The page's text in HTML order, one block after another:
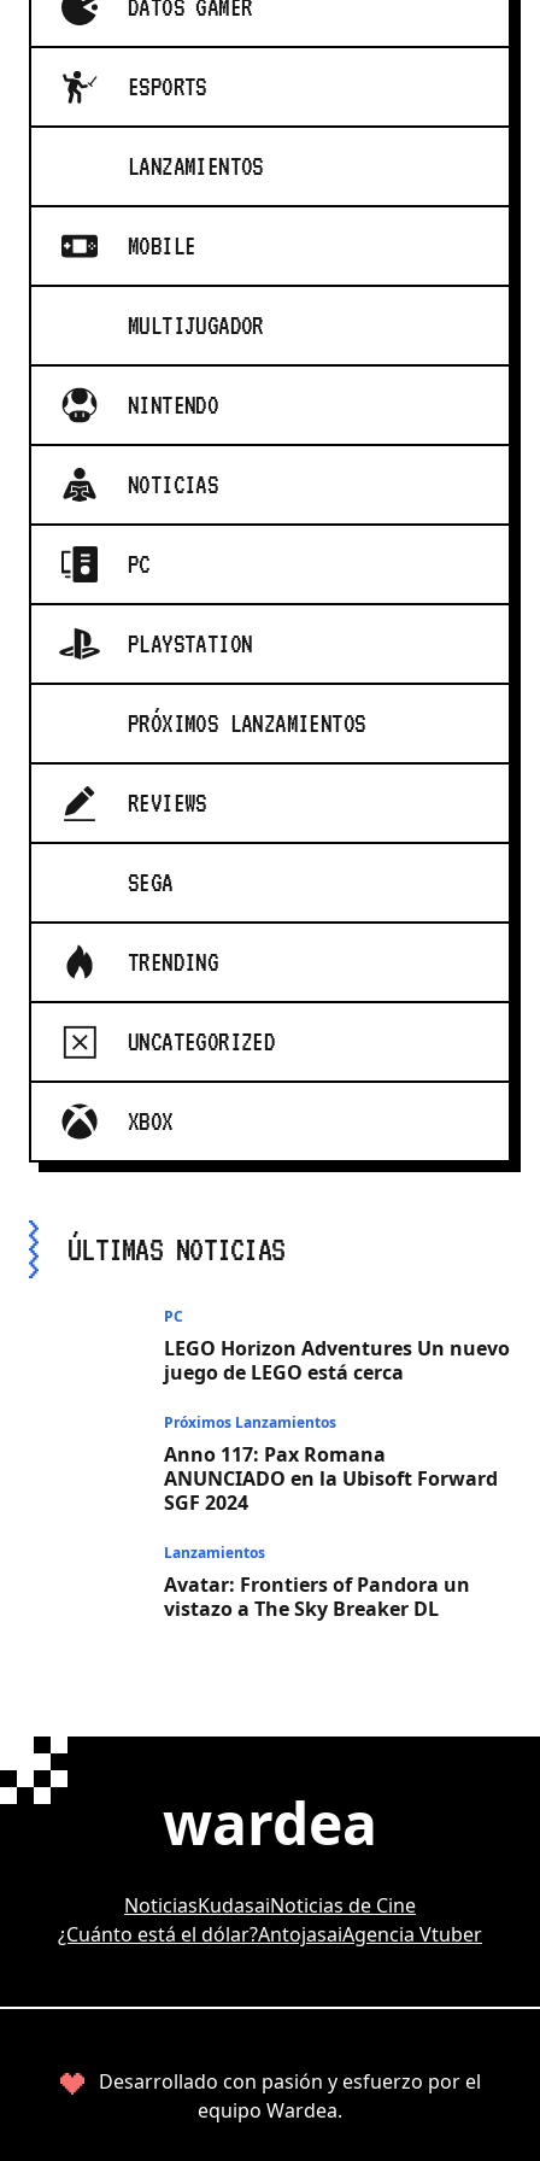
DATOS GAMER
ESPORTS
LANZAMIENTOS
MOBILE
MULTIJUGADOR
NINTENDO
NOTICIAS
PC
PLAYSTATION
PRÓXIMOS LANZAMIENTOS
REVIEWS
SEGA
TRENDING
UNCATEGORIZED
XBOX
ÚLTIMAS NOTICIAS
PC
LEGO Horizon Adventures Un nuevo
juego de LEGO está cerca
Próximos Lanzamientos
Anno 117: Pax Romana
ANUNCIADO en la Ubisoft Forward
SGF 2024
Lanzamientos
Avatar: Frontiers of Pandora un
vistazo a The Sky Breaker DL
wardea
NoticiasKudasaiNoticias de Cine
¿Cuánto está el dólar?AntojasaiAgencia Vtuber
Desarrollado con pasión y esfuerzo por el
equipo Wardea.